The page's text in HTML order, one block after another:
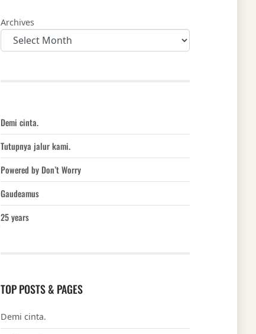
Archives
Demi cinta.
Tutupnya jalur kami.
Powered by Don’t Worry
Gaudeamus
25 years
TOP POSTS & PAGES
Demi cinta.